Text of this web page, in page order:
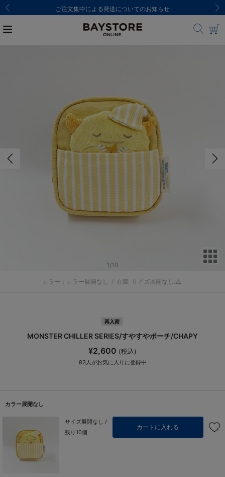
ご注文集中による発送についてのお知らせ
1 /10
カラー：カラー展開なし / 在庫 サイズ展開なし:△
再入荷
MONSTER CHILLER SERIES/すやすやポーチ/CHAPY
¥2,600 (税込)
83 人がお気に入りに登録中
カラー展開なし
サイズ展開なし /
残り10個
カートに入れる